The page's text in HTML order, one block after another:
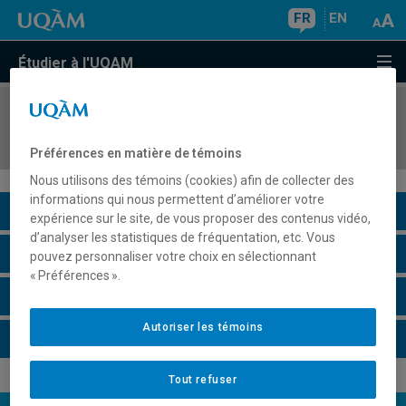
FR EN
Étudier à l'UQAM
COURS//
Description du cours
Horaire - Été 2026
Préférences en matière de témoins
Nous utilisons des témoins (cookies) afin de collecter des
informations qui nous permettent d’améliorer votre
expérience sur le site, de vous proposer des contenus vidéo,
d’analyser les statistiques de fréquentation, etc. Vous
pouvez personnaliser votre choix en sélectionnant
« Préférences ».
Tout refuser
Autoriser les témoins